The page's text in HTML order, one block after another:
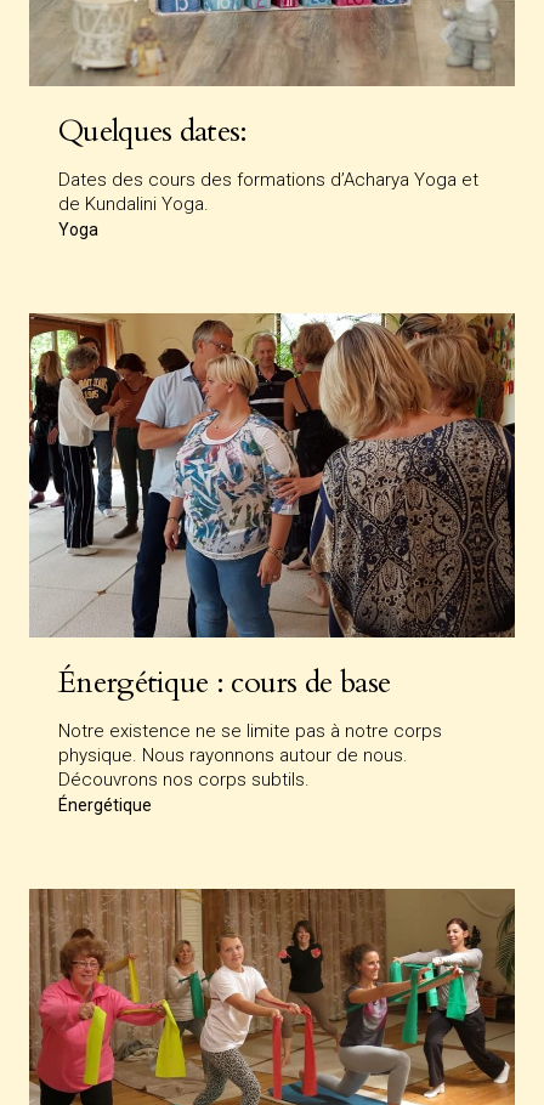
Quelques dates:
Dates des cours des formations d’Acharya Yoga et
de Kundalini Yoga.
Yoga
Énergétique : cours de base
Notre existence ne se limite pas à notre corps
physique. Nous rayonnons autour de nous.
Découvrons nos corps subtils.
Énergétique